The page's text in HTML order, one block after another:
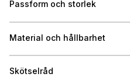
Passform och storlek
Material och hållbarhet
Skötselråd